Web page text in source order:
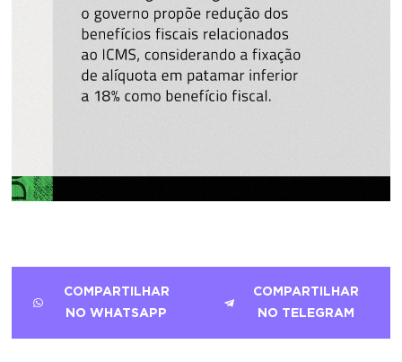
COMPARTILHAR
NO WHATSAPP
COMPARTILHAR
NO TELEGRAM